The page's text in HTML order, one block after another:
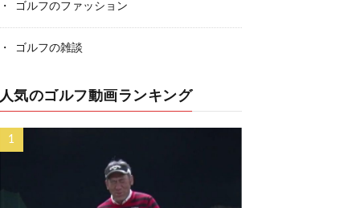
ゴルフのファッション
ゴルフの雑談
人気のゴルフ動画ランキング